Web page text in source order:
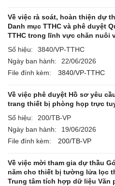
Về việc rà soát, hoàn thiện dự
Danh mục TTHC và phê duyệt
TTHC trong lĩnh vực chăn nuôi
Số hiệu:
3840/VP-TTHC
Ngày ban hành:
22/06/2026
File đính kèm:
3840/VP-TTHC
Về việc phê duyệt Hồ sơ yêu
trang thiết bị phòng họp trực
Số hiệu:
200/TB-VP
Ngày ban hành:
19/06/2026
File đính kèm:
200/TB-VP
Về việc mời tham gia dự thầu
năm cho thiết bị tường lửa lọc
Trung tâm tích hợp dữ liệu Văn